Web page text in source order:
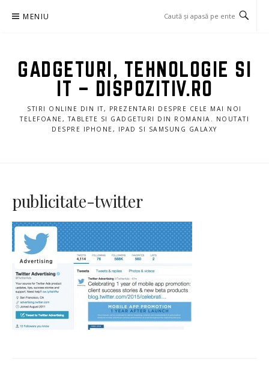
MENIU
GADGETURI, TEHNOLOGIE SI
IT – DISPOZITIV.RO
STIRI ONLINE DIN IT, PREZENTARI DESPRE CELE MAI NOI
TELEFOANE, TABLETE SI GADGETURI DIN ROMANIA. NOUTATI
DESPRE IPHONE, IPAD SI SAMSUNG GALAXY
publicitate-twitter